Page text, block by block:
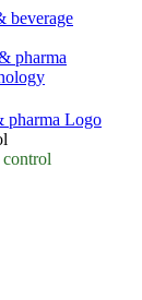
beverage
pharma